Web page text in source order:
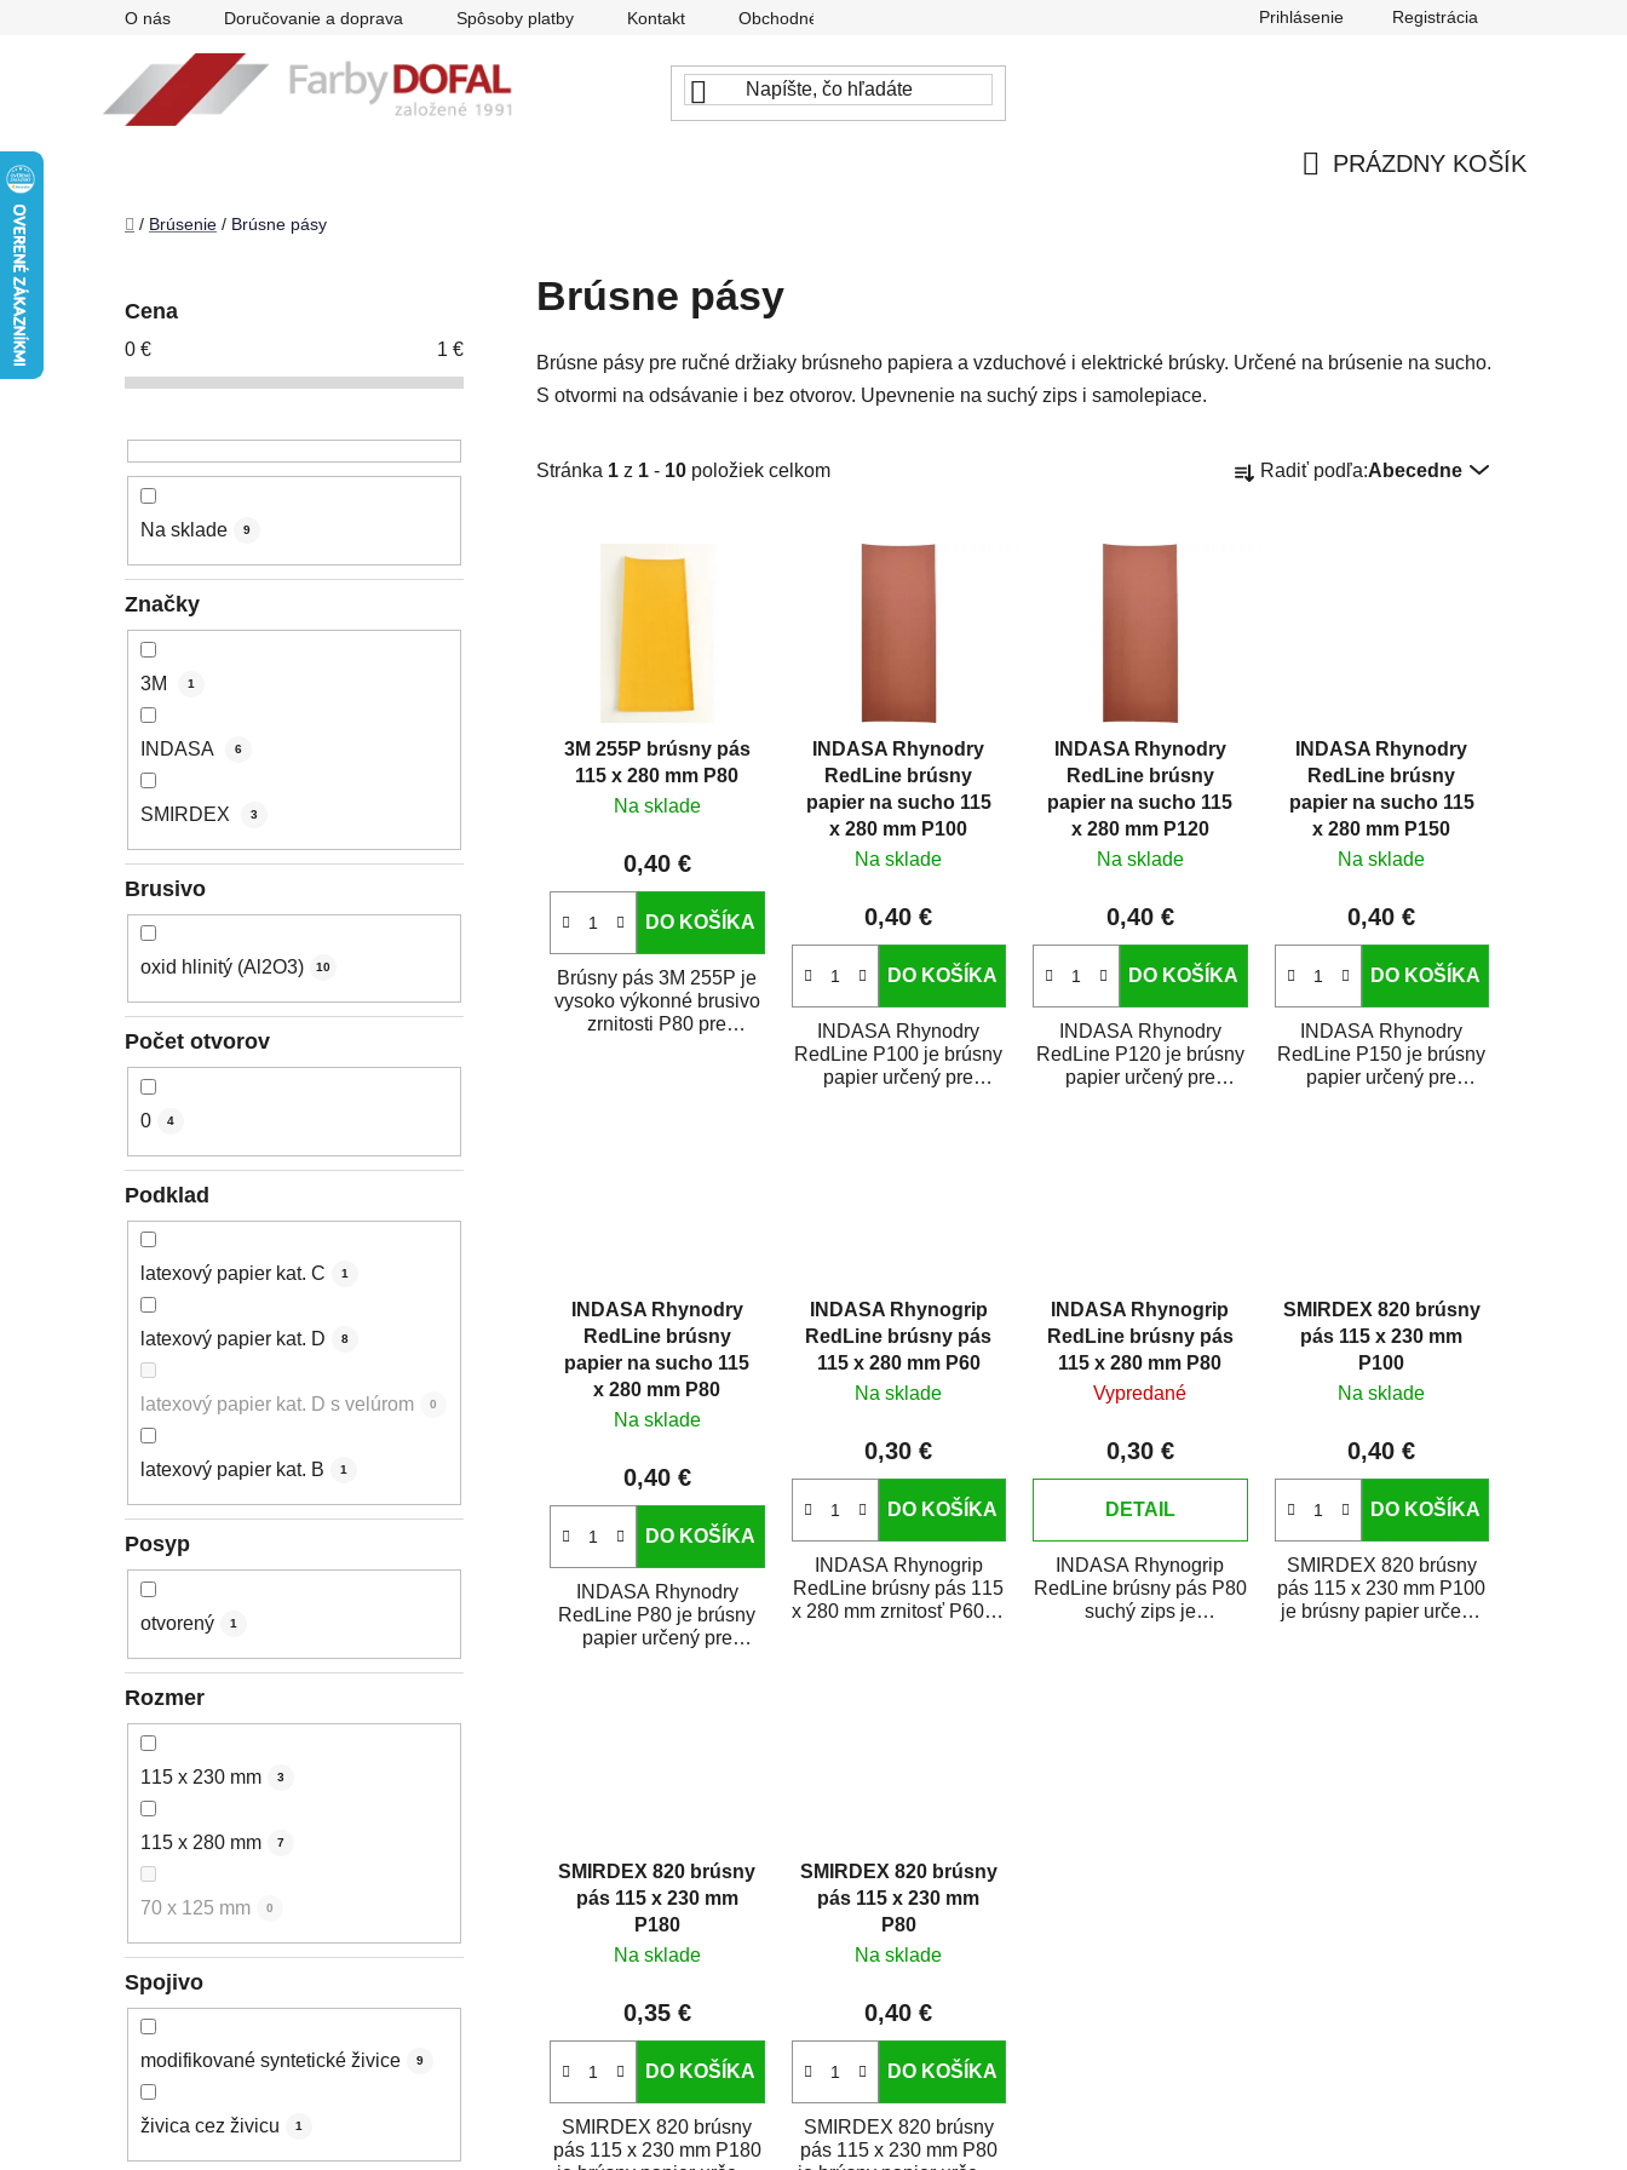
O nás Doručovanie a doprava Spôsoby platby Kontakt Obchodné podmienky Reklamačný poriadok Odstúpenie od zmluvy
Prihlásenie Registrácia
PRÁZDNY KOŠÍK
Domov
/ Brúsenie / Brúsne pásy
Cena
0 € 1 €
Na sklade 9
Značky
3M 1
INDASA 6
SMIRDEX 3
Brusivo
oxid hlinitý (Al2O3) 10
Počet otvorov
0 4
Podklad
latexový papier kat. C 1
latexový papier kat. D 8
latexový papier kat. D s velúrom 0
latexový papier kat. B 1
Posyp
otvorený 1
Rozmer
115 x 230 mm 3
115 x 280 mm 7
70 x 125 mm 0
Spojivo
modifikované syntetické živice 9
živica cez živicu 1
Brúsne pásy
Brúsne pásy pre ručné držiaky brúsneho papiera a vzduchové i elektrické brúsky. Určené na brúsenie na sucho.
S otvormi na odsávanie i bez otvorov. Upevnenie na suchý zips i samolepiace.
Stránka 1 z 1 - 10 položiek celkom
a
Radiť podľa:Abecedne
v
3M 255P brúsny pás
115 x 280 mm P80
Na sklade
0,40 €
DO KOŠÍKA
Brúsny pás 3M 255P je
vysoko výkonné brusivo
zrnitosti P80 pre
INDASA Rhynodry
RedLine brúsny
papier na sucho 115
x 280 mm P100
Na sklade
0,40 €
DO KOŠÍKA
INDASA Rhynodry
RedLine P100 je brúsny
papier určený pre
INDASA Rhynodry
RedLine brúsny
papier na sucho 115
x 280 mm P120
Na sklade
0,40 €
DO KOŠÍKA
INDASA Rhynodry
RedLine P120 je brúsny
papier určený pre
INDASA Rhynodry
RedLine brúsny
papier na sucho 115
x 280 mm P150
Na sklade
0,40 €
DO KOŠÍKA
INDASA Rhynodry
RedLine P150 je brúsny
papier určený pre
INDASA Rhynodry
RedLine brúsny
papier na sucho 115
x 280 mm P80
Na sklade
0,40 €
DO KOŠÍKA
INDASA Rhynodry
RedLine P80 je brúsny
papier určený pre
INDASA Rhynogrip
RedLine brúsny pás
115 x 280 mm P60
Na sklade
0,30 €
DO KOŠÍKA
INDASA Rhynogrip
RedLine brúsny pás 115
x 280 mm zrnitosť P60 je
INDASA Rhynogrip
RedLine brúsny pás
115 x 280 mm P80
Vypredané
0,30 €
DETAIL
INDASA Rhynogrip
RedLine brúsny pás P80
suchý zips je
SMIRDEX 820 brúsny
pás 115 x 230 mm
P100
Na sklade
0,40 €
DO KOŠÍKA
SMIRDEX 820 brúsny
pás 115 x 230 mm P100
je brúsny papier určený
SMIRDEX 820 brúsny
pás 115 x 230 mm
P180
Na sklade
0,35 €
DO KOŠÍKA
SMIRDEX 820 brúsny
pás 115 x 230 mm P180
SMIRDEX 820 brúsny
pás 115 x 230 mm
P80
Na sklade
0,40 €
DO KOŠÍKA
SMIRDEX 820 brúsny
pás 115 x 230 mm P80